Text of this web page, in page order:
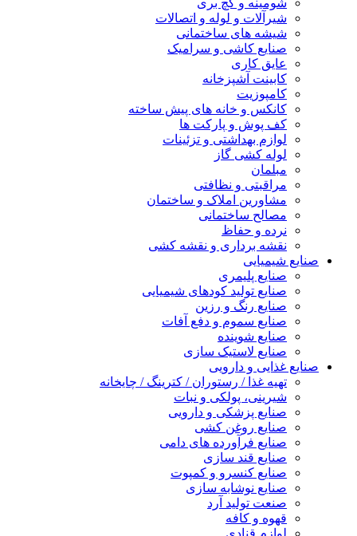
شومینه و گچ بری
شیرآلات و لوله و اتصالات
شیشه های ساختمانی
صنایع کاشی و سرامیک
عایق کاری
کابینت آشپزخانه
کامپوزیت
کانکس و خانه های پیش ساخته
کف پوش و پارکت ها
لوازم بهداشتی و تزئینات
لوله کشی گاز
مبلمان
مراقبتی و نظافتی
مشاورین املاک و ساختمان
مصالح ساختمانی
نرده و حفاظ
نقشه برداری و نقشه کشی
صنایع شیمیایی
صنایع پلیمری
صنایع تولید کودهای شیمیایی
صنایع رنگ و رزین
صنایع سموم و دفع آفات
صنایع شوینده
صنایع لاستیک سازی
صنایع غذایی و دارویی
تهیه غذا / رستوران / کترینگ / چایخانه
شیرینی، پولکی و نبات
صنایع پزشکی و دارویی
صنایع روغن کشی
صنایع فرآورده های دامی
صنایع قند سازی
صنایع کنسرو و کمپوت
صنایع نوشابه سازی
صنعت تولید آرد
قهوه و کافه